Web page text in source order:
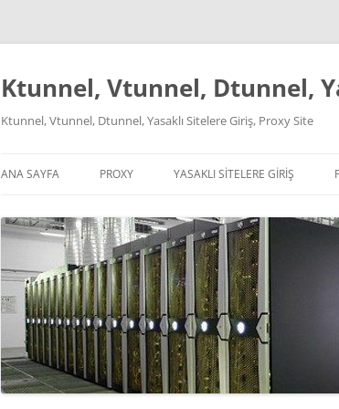
İçeriğe
Ktunnel, Vtunnel, Dtunnel,
Ktunnel, Vtunnel, Dtunnel, Yasaklı Sitelere Giriş, Proxy Site
ANA SAYFA PROXY YASAKLI SITELERE GIRIŞ